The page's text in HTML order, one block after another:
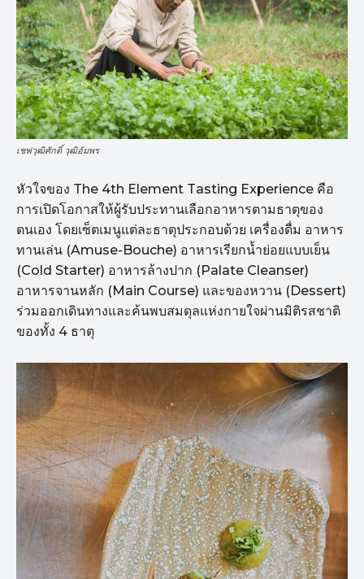
เชฟวุฒิศักดิ์ วุฒิอัมพร
หัวใจของ The 4th Element Tasting Experience คือ
การเปิดโอกาสให้ผู้รับประทานเลือกอาหารตามธาตุของ
ตนเอง โดยเซ็ตเมนูแต่ละธาตุประกอบด้วย เครื่องดื่ม อาหาร
ทานเล่น (Amuse-Bouche) อาหารเรียกน้ำย่อยแบบเย็น
(Cold Starter) อาหารล้างปาก (Palate Cleanser)
อาหารจานหลัก (Main Course) และของหวาน (Dessert)
ร่วมออกเดินทางและค้นพบสมดุลแห่งกายใจผ่านมิติรสชาติ
ของทั้ง 4 ธาตุ